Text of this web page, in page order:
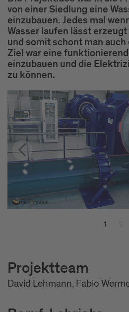
von einer Siedlung eine
einzubauen. Jedes mal
Wasser laufen lässt
und somit schont man auch
Ziel war eine
einzubauen und die
zu können.
1
Projektteam
David Lehmann, Fabio